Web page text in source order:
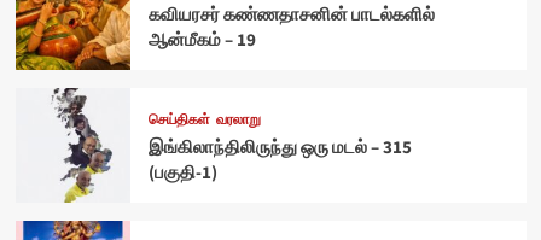
கவியரசர் கண்ணதாசனின் பாடல்களில்
ஆன்மீகம் – 19
செய்திகள் வரலாறு
இங்கிலாந்திலிருந்து ஒரு மடல் – 315
(பகுதி-1)